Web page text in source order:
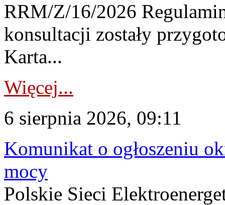
RRM/Z/16/2026
konsultacji zostały
Karta...
Więcej...
6 sierpnia 2026, 09:11
Komunikat o ogłoszeniu
mocy
Polskie Sieci